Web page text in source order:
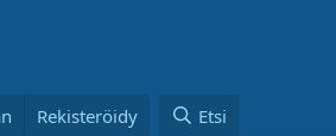
Rekisteröidy Etsi